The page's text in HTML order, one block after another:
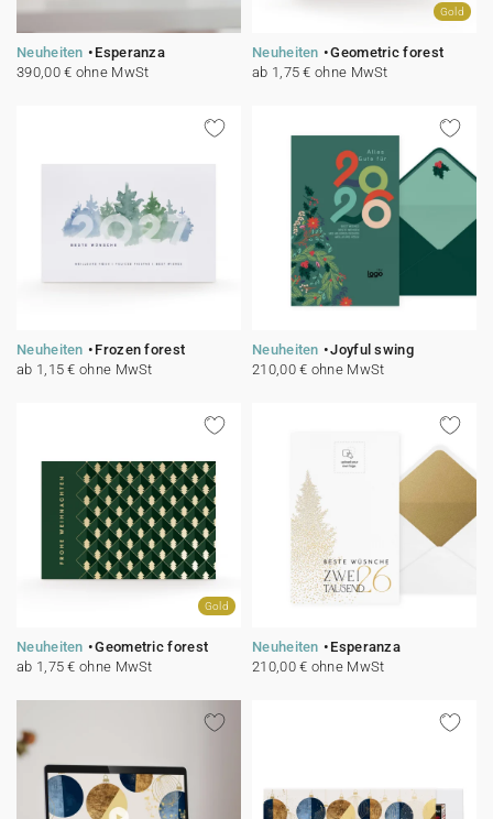
Neuheiten
Esperanza
390,00 € ohne MwSt
Gold
Neuheiten
Geometric forest
ab 1,75 € ohne MwSt
Neuheiten
Frozen forest
ab 1,15 € ohne MwSt
Neuheiten
Joyful swing
210,00 € ohne MwSt
Gold
Neuheiten
Geometric forest
ab 1,75 € ohne MwSt
Neuheiten
Esperanza
210,00 € ohne MwSt